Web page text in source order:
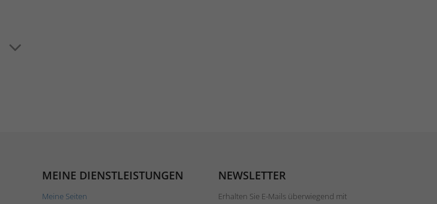
MEINE DIENSTLEISTUNGEN
Meine Seiten
NEWSLETTER
Erhalten Sie E-Mails überwiegend mit